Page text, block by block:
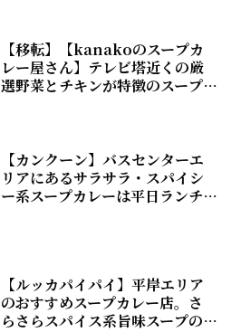
【移転】【kanakoのスープカ
レー屋さん】テレビ塔近くの厳
選野菜とチキンが特徴のスープ
【カンクーン】バスセンターエ
リアにあるサラサラ・スパイシ
ー系スープカレーは平日ランチ
【ルッカパイパイ】平岸エリア
のおすすめスープカレー店。さ
らさらスパイス系旨味スープの